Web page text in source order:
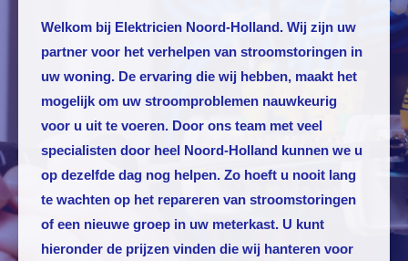
Welkom bij Elektricien Noord-Holland. Wij zijn uw
partner voor het verhelpen van stroomstoringen in
uw woning. De ervaring die wij hebben, maakt het
mogelijk om uw stroomproblemen nauwkeurig
voor u uit te voeren. Door ons team met veel
specialisten door heel Noord-Holland kunnen we u
op dezelfde dag nog helpen. Zo hoeft u nooit lang
te wachten op het repareren van stroomstoringen
of een nieuwe groep in uw meterkast. U kunt
hieronder de prijzen vinden die wij hanteren voor